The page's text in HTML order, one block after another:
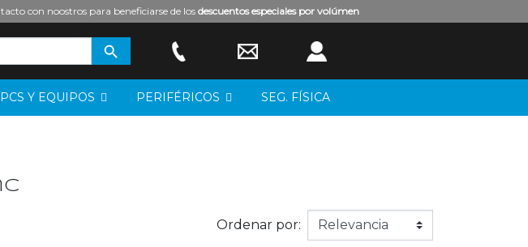
con noostros para beneficiarse de los descuentos especiales por volúmen

PCS Y EQUIPOS PERIFÉRICOS SEG. FÍSICA
Ordenar por: